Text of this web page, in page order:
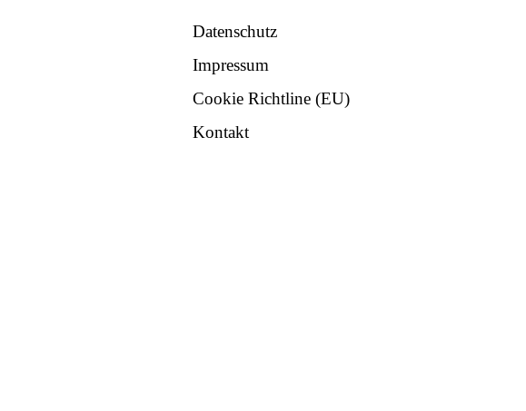
Datenschutz
Impressum
Cookie Richtline (EU)
Kontakt